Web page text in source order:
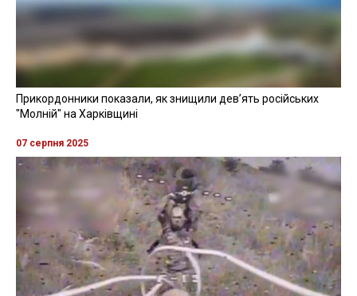
Прикордонники показали, як знищили девʼять російських
"Молній" на Харківщині
07 серпня 2025